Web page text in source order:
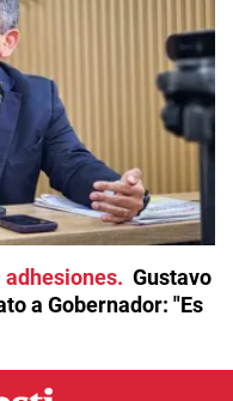
Gustavo
a Gobernador: "Es